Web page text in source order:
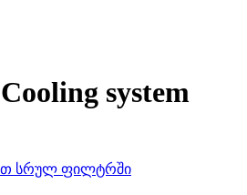
system
სრულ ფილტრში